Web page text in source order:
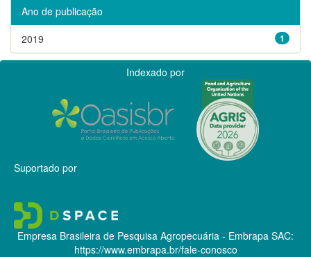
Ano de publicação
1
2019
Indexado por
Suportado por
Empresa Brasileira de Pesquisa Agropecuária - Embrapa SAC:
https://www.embrapa.br/fale-conosco